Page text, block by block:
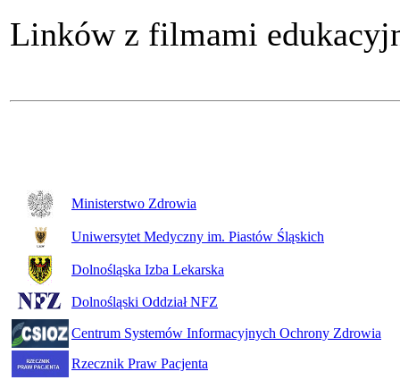
Linków z filmami
Ministerstwo Zdrowia
Uniwersytet Medyczny im. Piastów Śląskich
Dolnośląska Izba Lekarska
Dolnośląski Oddział NFZ
Centrum Systemów Informacyjnych Ochrony Zdrowia
Rzecznik Praw Pacjenta